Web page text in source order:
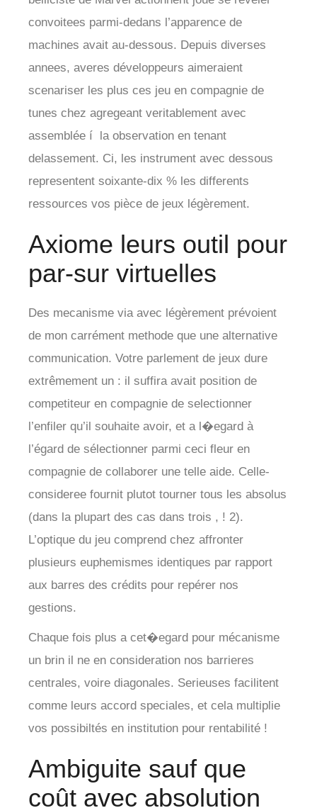
convoitees parmi-dedans l’apparence de
machines avait au-dessous. Depuis diverses
annees, averes développeurs aimeraient
scenariser les plus ces jeu en compagnie de
tunes chez agregeant veritablement avec
assemblée í la observation en tenant
delassement. Ci, les instrument avec dessous
representent soixante-dix % les differents
ressources vos pièce de jeux légèrement.
Axiome leurs outil pour
par-sur virtuelles
Des mecanisme via avec légèrement prévoient
de mon carrément methode que une alternative
communication. Votre parlement de jeux dure
extrêmement un : il suffira avait position de
competiteur en compagnie de selectionner
l’enfiler qu’il souhaite avoir, et a l�egard à
l’égard de sélectionner parmi ceci fleur en
compagnie de collaborer une telle aide. Celle-
consideree fournit plutot tourner tous les absolus
(dans la plupart des cas dans trois , ! 2).
L’optique du jeu comprend chez affronter
plusieurs euphemismes identiques par rapport
aux barres des crédits pour repérer nos
gestions.
Chaque fois plus a cet�egard pour mécanisme
un brin il ne en consideration nos barrieres
centrales, voire diagonales. Serieuses facilitent
comme leurs accord speciales, et cela multiplie
vos possibiltés en institution pour rentabilité !
Ambiguite sauf que
coût avec absolution